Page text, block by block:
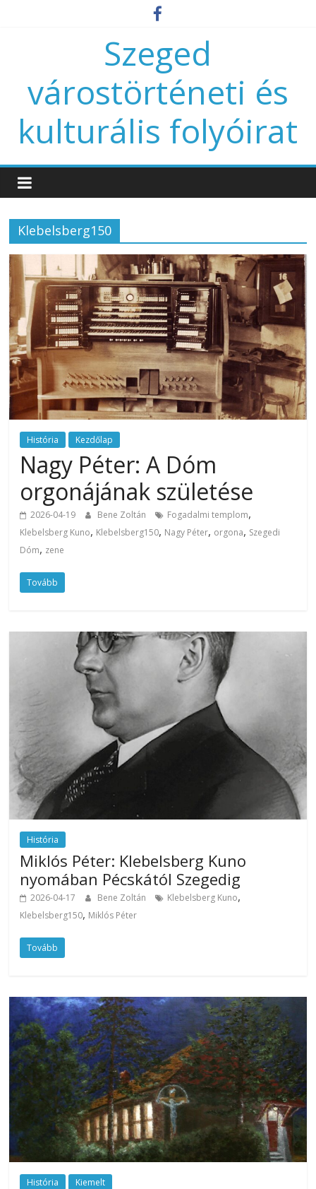
Szeged
várostörténeti és
kulturális folyóirat
Klebelsberg150
História Kezdőlap
Nagy Péter: A Dóm
orgonájának születése
2026-04-19 Bene Zoltán Fogadalmi templom,
Klebelsberg Kuno, Klebelsberg150, Nagy Péter, orgona, Szegedi
Dóm, zene
Tovább
História
Miklós Péter: Klebelsberg Kuno
nyomában Pécskától Szegedig
2026-04-17 Bene Zoltán Klebelsberg Kuno,
Klebelsberg150, Miklós Péter
Tovább
História Kiemelt